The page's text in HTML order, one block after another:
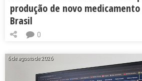
produção de novo
Brasil
0
6 de agosto de 2026